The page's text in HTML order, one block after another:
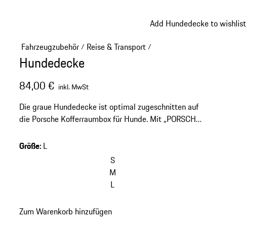
Add Hundedecke to wishlist
Fahrzeugzubehör/ Reise & Transport/
Hundedecke
84,00 € inkl. MwSt
Die graue Hundedecke ist optimal zugeschnitten auf
die Porsche Kofferraumbox für Hunde. Mit „PORSCHE“
und Ihren Porsche.
Größe: L
S
M
L
Zum Warenkorb hinzufügen